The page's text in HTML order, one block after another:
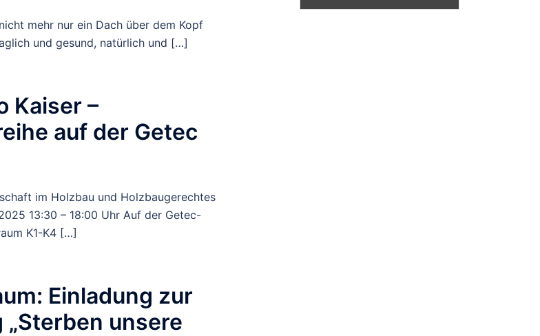
mehr nur ein Dach über dem Kopf
und gesund, natürlich und […]
Kaiser –
auf der Getec
im Holzbau und Holzbaugerechtes
13:30 – 18:00 Uhr Auf der Getec-
K1-K4 […]
Einladung zur
unsere